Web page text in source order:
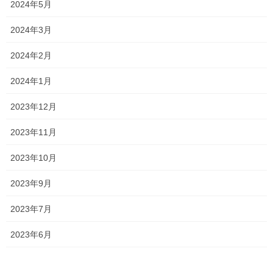
2024年5月
2024年3月
2024年2月
2024年1月
2023年12月
2023年11月
2023年10月
2023年9月
2023年7月
2023年6月